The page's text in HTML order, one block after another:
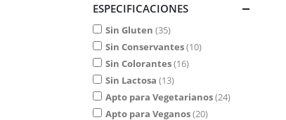
ESPECIFICACIONES
Sin Gluten 35
Sin Conservantes 10
Sin Colorantes 16
Sin Lactosa 13
Apto para Vegetarianos 24
Apto para Veganos 20